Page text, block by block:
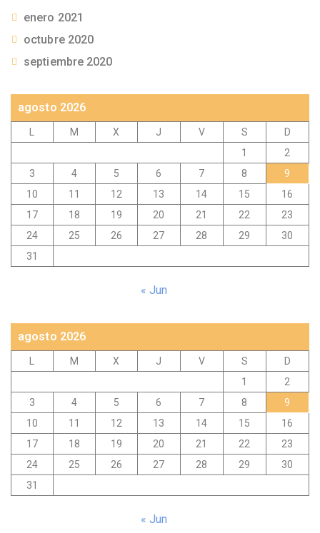
enero 2021
octubre 2020
septiembre 2020
agosto 2026
L M X J V S
D
1
2
3
4 5 6 7 8
9
10
11 12 13 14 15
16
17
18 19 20 21 22
23
24
25 26 27 28 29
30
31
« Jun
agosto 2026
L M X J V S
D
1
2
3
4 5 6 7 8
9
10
11 12 13 14 15
16
17
18 19 20 21 22
23
24
25 26 27 28 29
30
31
« Jun